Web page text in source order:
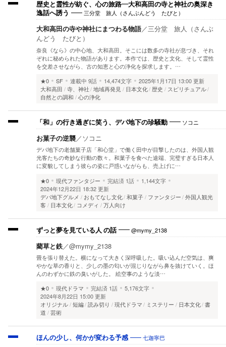
歴史と霊性が紡ぐ、心の旅路―大和高田の寺と神社の奥深き
逸話へ誘う
三分堂 旅人（さんぶんどう たびと）
大和高田の寺や神社にまつわる物語／三分堂 旅人（さんぶ
んどう たびと）
奈良《なら》の中心地、大和高田。そこには数多の寺社が息づき、それ
ぞれに秘められた物語があります。本作では、歴史と文化、そして霊性
を交差させながら、古の知恵と心の浄化を探求します。…
★0
SF 連載中 9話 14,474文字
2025年1月17日 13:00 更新
大和高田
寺、神社 地域再発見 日本文化 歴史
スピリチュアル
自然との調和
心の浄化
「和」の行き過ぎに笑う、デパ地下の珍騒動 ソコニ
お菓子の逆襲／ ソコニ
デパ地下の老舗菓子店「和心堂」で働く田中が目撃したのは、外国人観
光客たちの奇妙な行動の数々。和菓子を食べた途端、完璧すぎる日本人
に変貌してしまう彼らの姿に戸惑いながらも、売上げに…
★0
現代ファンタジー 完結済 1話
1,144文字
2024年12月22日 18:32 更新
デパ地下グルメ
おもてなし文化 和菓子 ファンタジー 外国人観光
客
日本文化 コメディ 万人向け
ずっと夢を見ている人 の話 @mymy_2138
藺草と鉄／@mymy_2138
畳を張り替えた。横になって大きく深呼吸した。吸い込んだ空気は、爽
やかな草の香りと、少しの墨の匂いが混じりながら鼻を抜けていく。ほ
んのわずかに鉄の臭いがした。 絵空事のような淡…
★0
現代ドラマ 完結済 1話
5,176文字
2024年8月22日 15:00 更新
オリジナル 短編 読み切り 現代ドラマ ミステリー 日本文化 書
道
芸術
ほんの少し、何かが変わる予感 七迦寧巴